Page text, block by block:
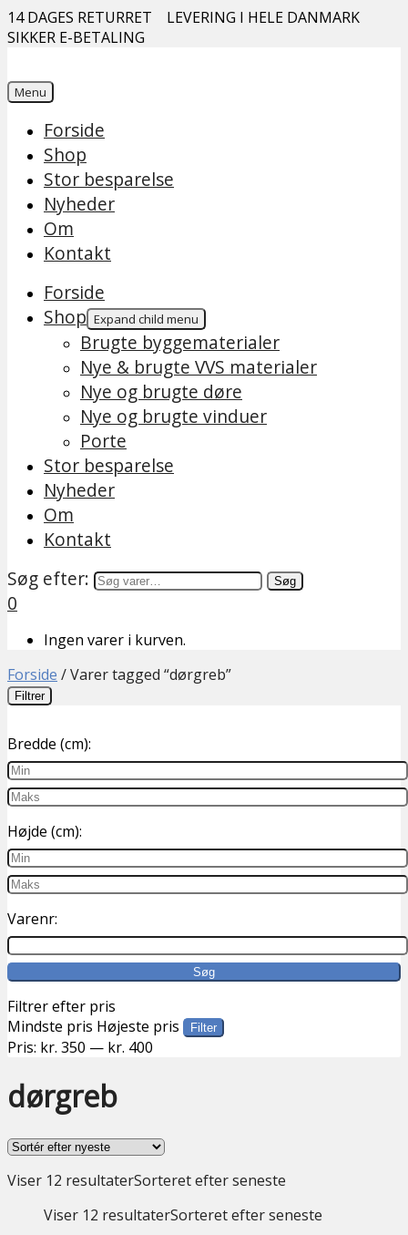
14 DAGES RETURRET LEVERING I HELE DANMARK
SIKKER E-BETALING
Menu
Forside
Shop
Stor besparelse
Nyheder
Om
Kontakt
Forside
Shop Expand child menu
Brugte byggematerialer
Nye & brugte VVS materialer
Nye og brugte døre
Nye og brugte vinduer
Porte
Stor besparelse
Nyheder
Om
Kontakt
Søg efter:
Søg
0
Ingen varer i kurven.
Forside /Varer tagged “dørgreb”
Filtrer
Bredde (cm):
Højde (cm):
Varenr:
Filtrer efter pris
Mindste pris Højeste pris Filter
Pris: kr. 350 — kr. 400
dørgreb
Viser 12 resultaterSorteret efter seneste
Viser 12 resultaterSorteret efter seneste